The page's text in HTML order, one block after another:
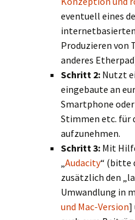
eventuell eines
Produzieren von
anderes
Schritt 2: Nutzt
eingebaute an
Smartphone
Stimmen etc. für
aufzunehmen.
Schritt 3: Mit
„Audacity“ (bitte
zusätzlich den
Umwandlung in
und Mac-Version]